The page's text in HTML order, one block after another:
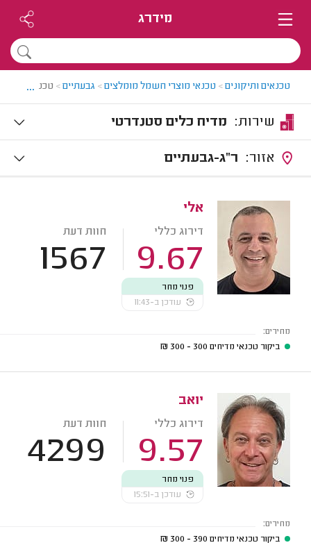
מידרג
טכנאים ותיקונים> טכנאי מוצרי חשמל מומלצים> גבעתיים> טכנאי מדיחי
...
מדיח כלים סטנדרטי
ר"ג-גבעתיים
אלי
דירוג כללי
9.67
חוות דעת
1567
פנוי מחר
עודכן ב-11:43
מחירים:
ביקור טכנאי מדיחים 300 - 300
₪
יואב
דירוג כללי
9.57
חוות דעת
4299
פנוי מחר
עודכן ב-15:51
מחירים:
ביקור טכנאי מדיחים 390 - 300
₪